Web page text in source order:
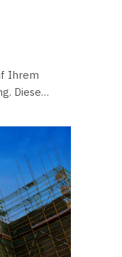
Ihrem
Diese…